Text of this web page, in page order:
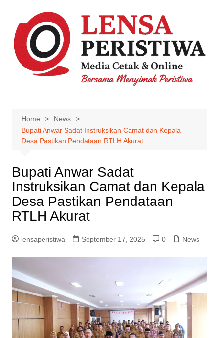
content
Home
News
Bupati Anwar Sadat Instruksikan Camat dan Kepala
Desa Pastikan Pendataan RTLH Akurat
Bupati Anwar Sadat
Instruksikan Camat dan Kepala
Desa Pastikan Pendataan
RTLH Akurat
lensaperistiwa September 17, 2025 0 News